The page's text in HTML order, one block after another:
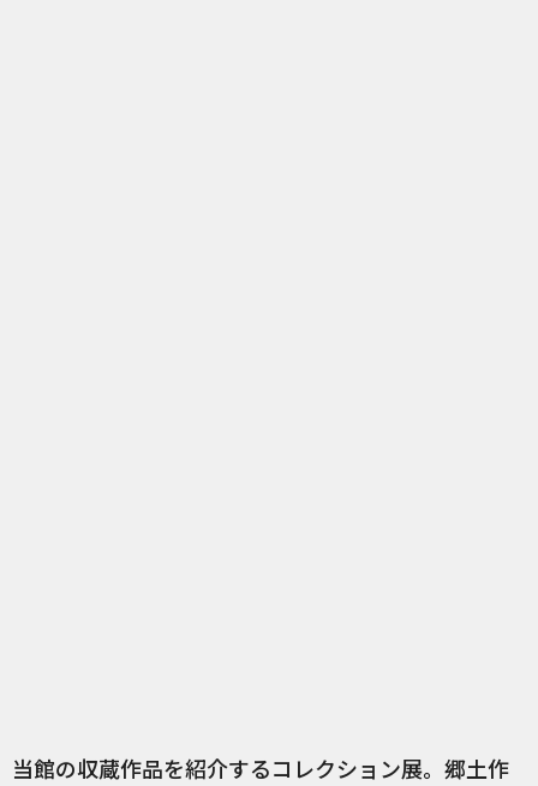
当館の収蔵作品を紹介するコレクション展。郷土作